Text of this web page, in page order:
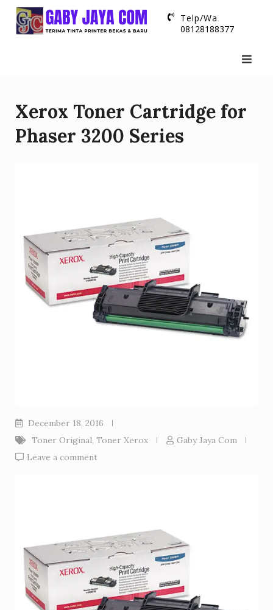
Skip
Telp/Wa
08128188377
Xerox Toner Cartridge for
Phaser 3200 Series
December 18, 2016
Toner Original, Toner Xerox
Gaby Jaya Com
Leave a comment